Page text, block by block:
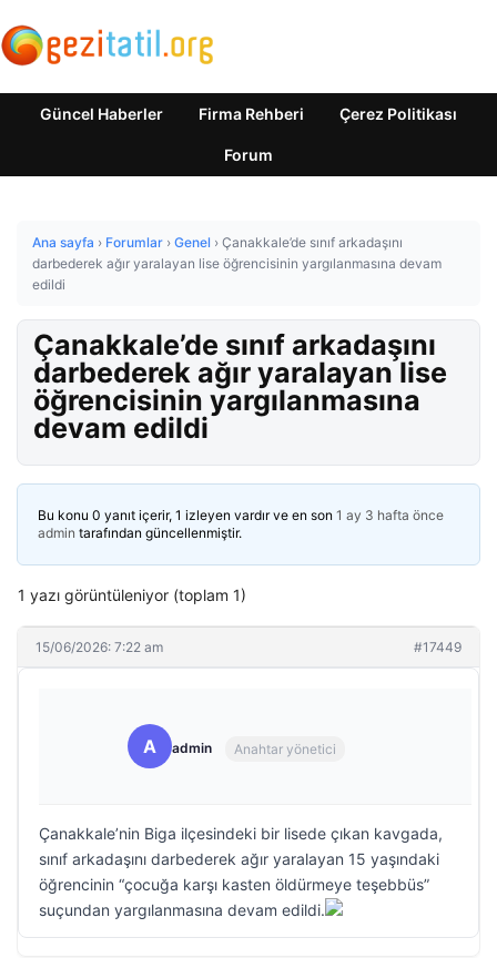
Güncel Haberler Firma Rehberi Çerez Politikası
Forum
Ana sayfa › Forumlar › Genel › Çanakkale’de sınıf arkadaşını
darbederek ağır yaralayan lise öğrencisinin yargılanmasına devam
edildi
Çanakkale’de sınıf arkadaşını
darbederek ağır yaralayan lise
öğrencisinin yargılanmasına
devam edildi
Bu konu 0 yanıt içerir, 1 izleyen vardır ve en son 1 ay 3 hafta önce
admin tarafından güncellenmiştir.
1 yazı görüntüleniyor (toplam 1)
15/06/2026: 7:22 am #17449
A admin Anahtar yönetici
Çanakkale’nin Biga ilçesindeki bir lisede çıkan kavgada,
sınıf arkadaşını darbederek ağır yaralayan 15 yaşındaki
öğrencinin “çocuğa karşı kasten öldürmeye teşebbüs”
suçundan yargılanmasına devam edildi.